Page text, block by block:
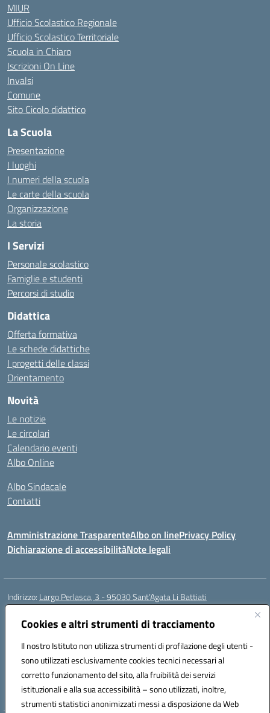
Cookies e altri strumenti di tracciamento
Il nostro Istituto non utilizza strumenti di profilazione degli utenti -
sono utilizzati esclusivamente cookies tecnici necessari al
corretto funzionamento del sito, alla fruibilità dei servizi
istituzionali e alla sua accessibilità – sono utilizzati, inoltre,
strumenti statistici anonimizzati messi a disposizione da Web
MIUR
Ufficio Scolastico Regionale
Ufficio Scolastico Territoriale
Scuola in Chiaro
Iscrizioni On Line
Invalsi
Comune
Sito Cicolo didattico
La Scuola
Presentazione
I luoghi
I numeri della scuola
Le carte della scuola
Organizzazione
La storia
I Servizi
Personale scolastico
Famiglie e studenti
Percorsi di studio
Didattica
Offerta formativa
Le schede didattiche
I progetti delle classi
Orientamento
Novità
Le notizie
Le circolari
Calendario eventi
Albo Online
Albo Sindacale
Contatti
Amministrazione TrasparenteAlbo on linePrivacy Policy
Dichiarazione di accessibilitàNote legali
Indirizzo: Largo Perlasca, 3 - 95030 Sant’Agata Li Battiati
Centralino:
ctic8bl002@istruzione.it
Posta elettronica certificata (PEC):ctic8bl002@pec.istruzione.it
Codice fiscale: 93253680875
Codice meccanografico:CTIC8BL002
Codice Indice delle Pubbliche Amministrazioni (IPA): 7UKG69R2
Codice unico di fatturazione (CUF): F8M4AH